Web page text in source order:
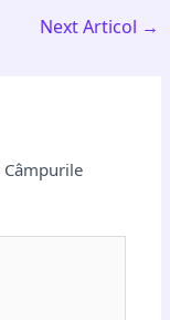
Next Articol →
Câmpurile